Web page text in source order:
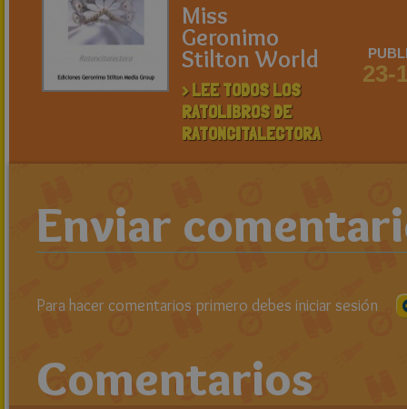
Miss
Geronimo
Stilton World
> LEE TODOS LOS
RATOLIBROS DE
RATONCITALECTORA
23-
Enviar
Para hacer comentarios primero debes iniciar sesión
Comentarios